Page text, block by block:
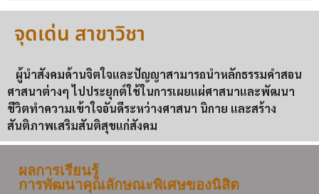
จุดเด่น สาขาวิชา
ผู้นำสังคมด้านจิตใจและปัญญาสามารถนำหลักธรรมคำสอน
ศาสนาต่างๆ ไปประยุกต์ใช้ในการเผยแผ่ศาสนาและพัฒนา
ชีวิตทำความเข้าใจอันดีระหว่างศาสนา นิกาย และสร้าง
สันติภาพเสริมสันติสุขแก่สังคม
ผลการเรียนรู้
การพัฒนาคุณลักษณะพิเศษของนิสิต